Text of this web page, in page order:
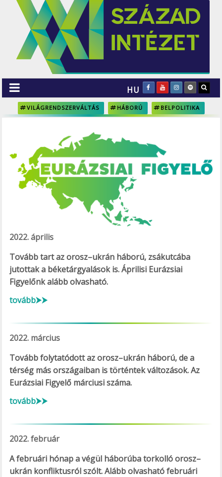
HU
VILÁGRENDSZERVÁLTÁS HÁBORÚ BELPOLITIKA
2022. április
Tovább tart az orosz–ukrán háború, zsákutcába
jutottak a béketárgyalások is. Áprilisi Eurázsiai
Figyelőnk alább olvasható.
tovább⮞⮞
2022. március
Tovább folytatódott az orosz–ukrán háború, de a
térség más országaiban is történtek változások. Az
Eurázsiai Figyelő márciusi száma.
tovább⮞⮞
2022. február
A februári hónap a végül háborúba torkolló orosz–
ukrán konfliktusról szólt. Alább olvasható februári